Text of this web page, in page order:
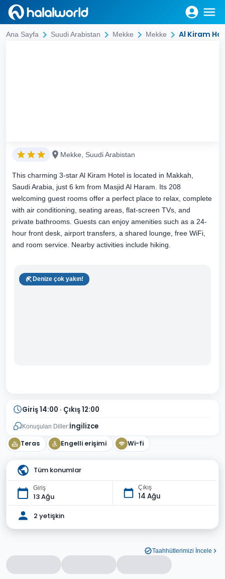
Ana Sayfa Suudi Arabistan Mekke Mekke Al Kiram
Mekke, Suudi Arabistan
This charming 3-star Al Kiram Hotel is located in Makkah,
Saudi Arabia, just 6 km from Masjid Al Haram. Its 208
welcoming guest rooms offer a perfect place to relax, complete
with air conditioning, seating areas, flat-screen TVs, and
private bathrooms. Guests can enjoy amenities such as a 24-
hour front desk, airport transfers, a shared lounge, free WiFi,
and room service. Nearby activities include hiking.
Denize çok yakın!
Giriş 14:00 · Çıkış 12:00
Konuşulan Diller:İngilizce
Teras Engelli erişimi Wi-fi
Tüm konumlar
Giriş
13 Ağu
Çıkış
14 Ağu
2 yetişkin
Taahhütlerimizi İncele